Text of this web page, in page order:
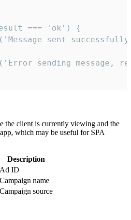
=== 'ok') {
sent
sending message,
the client is currently viewing and the
which may be useful for SPA
Description
Ad ID
Campaign name
Campaign source